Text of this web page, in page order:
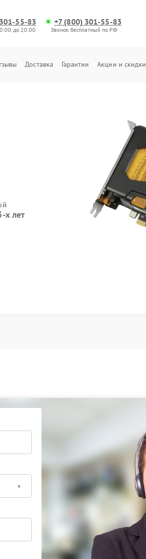
55-83
до 20:00
+7 (800) 301-55-83
Звонок бесплатный по РФ
Доставка Гарантии Акции и скидки
х лет